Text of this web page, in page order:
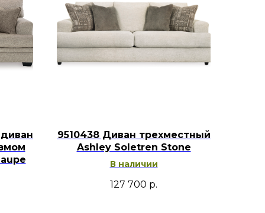
9510438 Диван трехместный
Ashley Soletren Stone
В наличии
127 700 р.